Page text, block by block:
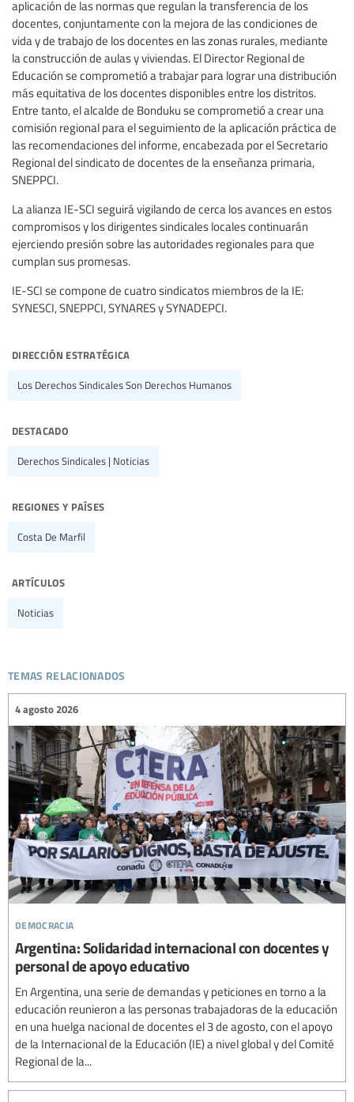
aplicación de las normas que regulan la transferencia de los
docentes, conjuntamente con la mejora de las condiciones de
vida y de trabajo de los docentes en las zonas rurales, mediante
la construcción de aulas y viviendas. El Director Regional de
Educación se comprometió a trabajar para lograr una distribución
más equitativa de los docentes disponibles entre los distritos.
Entre tanto, el alcalde de Bonduku se comprometió a crear una
comisión regional para el seguimiento de la aplicación práctica de
las recomendaciones del informe, encabezada por el Secretario
Regional del sindicato de docentes de la enseñanza primaria,
SNEPPCI.
La alianza IE-SCI seguirá vigilando de cerca los avances en estos
compromisos y los dirigentes sindicales locales continuarán
ejerciendo presión sobre las autoridades regionales para que
cumplan sus promesas.
IE-SCI se compone de cuatro sindicatos miembros de la IE:
SYNESCI, SNEPPCI, SYNARES y SYNADEPCI.
dirección estratégica
Los Derechos Sindicales Son Derechos Humanos
destacado
Derechos Sindicales | Noticias
regiones y países
Costa De Marfil
artículos
Noticias
temas relacionados
democracia
4 agosto 2026
Argentina: Solidaridad internacional con docentes y
personal de apoyo educativo
En Argentina, una serie de demandas y peticiones en torno a la
educación reunieron a las personas trabajadoras de la educación
en una huelga nacional de docentes el 3 de agosto, con el apoyo
de la Internacional de la Educación (IE) a nivel global y del Comité
Regional de la...